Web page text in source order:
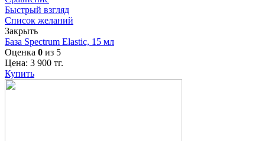
Быстрый взгляд
Список желаний
Закрыть
База Spectrum Elastic, 15 мл
Оценка 0 из 5
Цена: 3 900 тг.
Купить